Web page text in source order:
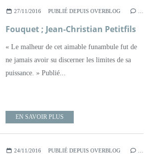
27/11/2016 PUBLIÉ DEPUIS OVERBLOG
Fouquet ; Jean-Christian Petitfils
« Le malheur de cet aimable funambule fut de
ne jamais avoir su discerner les limites de sa
puissance. » Publié...
EN SAVOIR PLUS
24/11/2016 PUBLIÉ DEPUIS OVERBLOG